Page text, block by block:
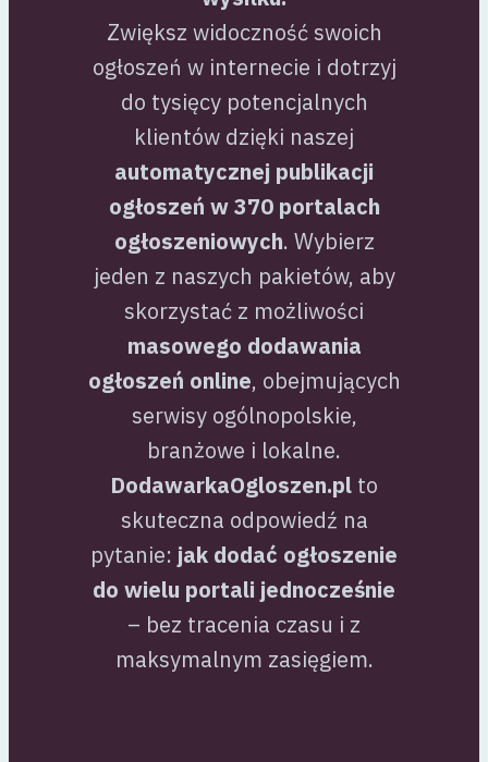
Zwiększ widoczność swoich
ogłoszeń w internecie i dotrzyj
do tysięcy potencjalnych
klientów dzięki naszej
automatycznej publikacji
ogłoszeń w 370 portalach
ogłoszeniowych. Wybierz
jeden z naszych pakietów, aby
skorzystać z możliwości
masowego dodawania
ogłoszeń online, obejmujących
serwisy ogólnopolskie,
branżowe i lokalne.
DodawarkaOgloszen.pl to
skuteczna odpowiedź na
pytanie: jak dodać ogłoszenie
do wielu portali jednocześnie
– bez tracenia czasu i z
maksymalnym zasięgiem.